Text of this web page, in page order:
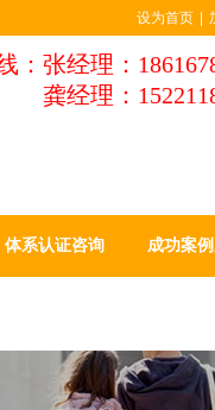
：张经理：
龚经理：
设为首页
体系认证咨询 成功案